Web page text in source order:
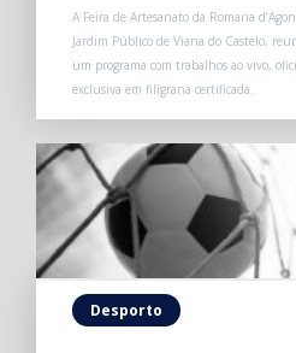
A Feira de Artesanato da Romaria
Jardim Público de Viana do Castelo,
um programa com trabalhos ao vivo,
exclusiva em filigrana certificada.
Desporto